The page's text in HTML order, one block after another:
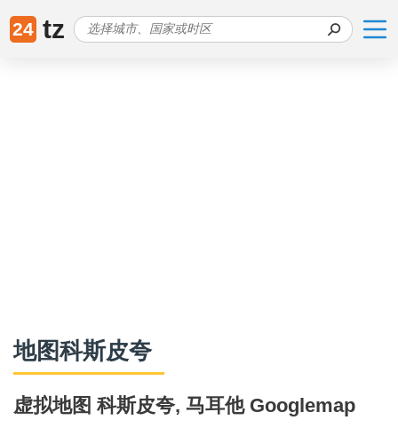
24 tz
地图科斯皮夸
虚拟地图 科斯皮夸, 马耳他 Googlemap